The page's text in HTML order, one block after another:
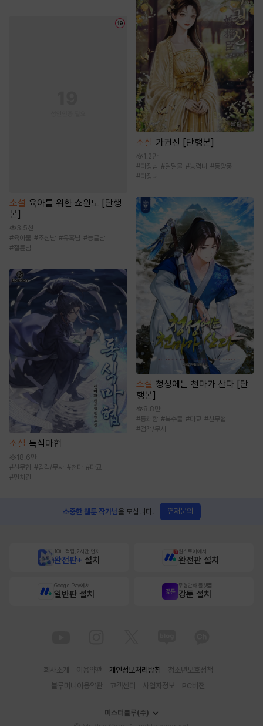
소설 육아를 위한 쇼윈도 [단행
본]
3.5천
#육아물 #조신남 #유혹남 #능글남
#절륜남
소설 독식마협
18.6만
#신무협 #검객/무사 #천마 #마교
#먼치킨
소설 가권신 [단행본]
1.2만
#다정남 #달달물 #능력녀 #동양풍
#다정녀
소설 청성에는 천마가 산다 [단
행본]
8.8만
#통쾌함 #복수물 #마교 #신무협
#검객/무사
소중한 웹툰 작가님을 모십니다. 연재문의
10배 적립, 2시간 먼저
완전판+ 설치
원스토어에서
완전판 설치
Google Play에서
일반판 설치
무협만화 플랫폼
강툰 설치
회사소개 이용약관 개인정보처리방침
청소년보호정책
블루머니이용약관
고객센터 사업자정보 PC버전
미스터블루(주)